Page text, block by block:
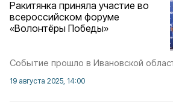
Ракитянка приняла участие во
всероссийском форуме
«Волонтёры Победы»
Событие прошло в Ивановской
19 августа 2025, 14:00